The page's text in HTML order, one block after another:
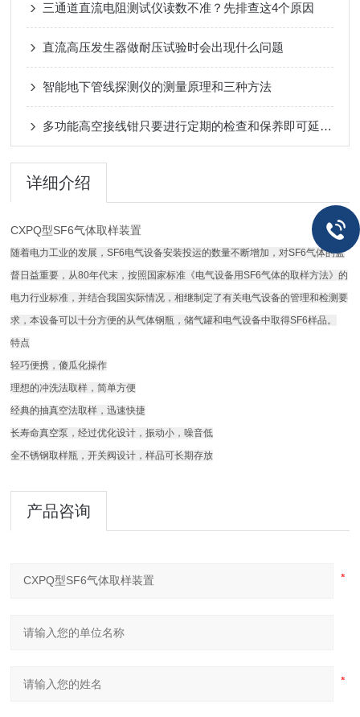
三通道直流电阻测试仪读数不准？先排查这4个原因
直流高压发生器做耐压试验时会出现什么问题
智能地下管线探测仪的测量原理和三种方法
多功能高空接线钳只要进行定期的检查和保养即可延长使用寿命
详细介绍
CXPQ型SF6气体取样装置
随着电力工业的发展，SF6电气设备安装投运的数量不断增加，对SF6气体的监
督日益重要，从80年代末，按照国家标准《电气设备用SF6气体的取样方法》的
电力行业标准，并结合我国实际情况，相继制定了有关电气设备的管理和检测要
求，本设备可以十分方便的从气体钢瓶，储气罐和电气设备中取得SF6样品。
特点
轻巧便携，傻瓜化操作
理想的冲洗法取样，简单方便
经典的抽真空法取样，迅速快捷
长寿命真空泵，经过优化设计，振动小，噪音低
全不锈钢取样瓶，开关阀设计，样品可长期存放
产品咨询